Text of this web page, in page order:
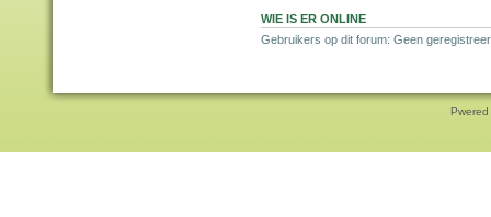
WIE IS ER ONLINE
Gebruikers op dit forum: Geen